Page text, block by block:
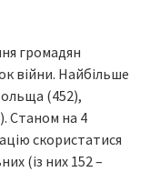
громадян
війни. Найбільше
(452),
Станом на 4
скористатися
(із них 152 –